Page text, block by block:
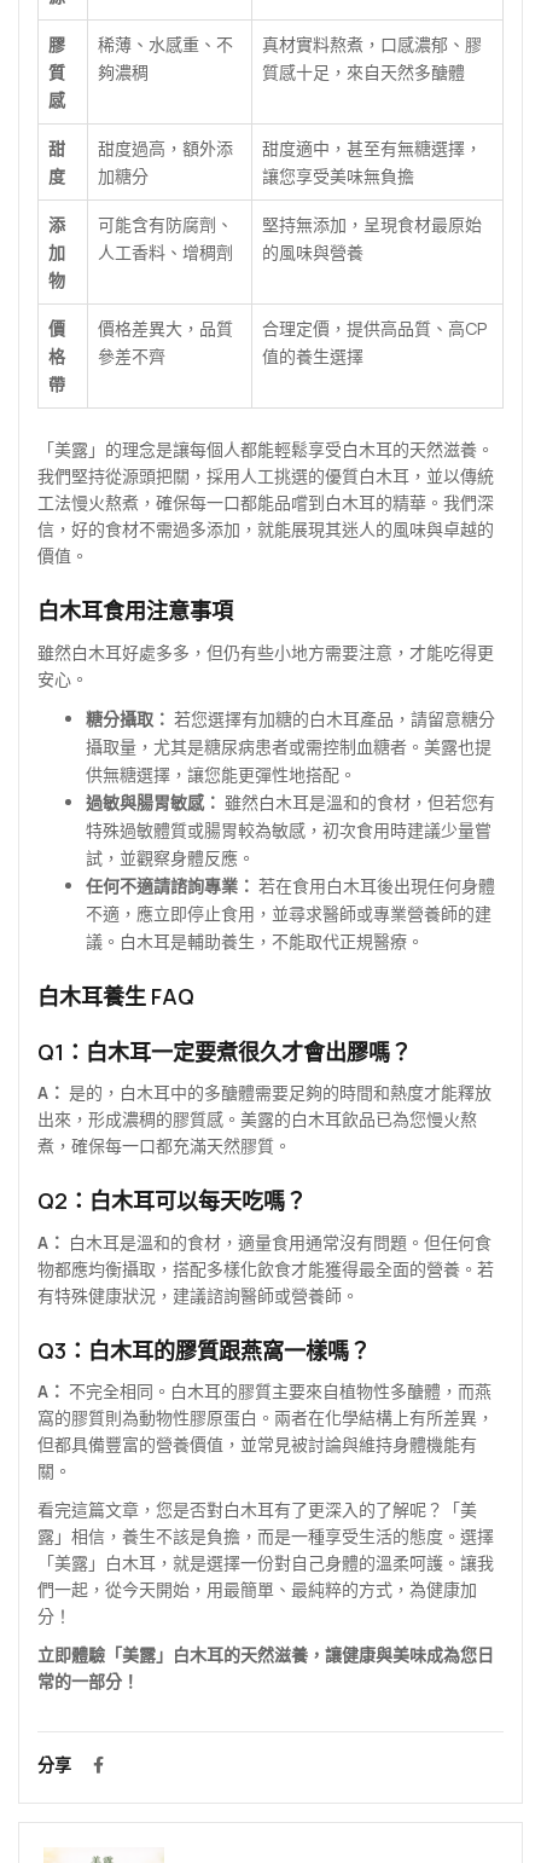
膠
質
感
稀薄、水感重、不
夠濃稠
真材實料熬煮，口感濃郁、膠
質感十足，來自天然多醣體
甜
度
甜度過高，額外添
加糖分
甜度適中，甚至有無糖選擇，
讓您享受美味無負擔
添
加
物
可能含有防腐劑、
人工香料、增稠劑
堅持無添加，呈現食材最原始
的風味與營養
價
格
帶
價格差異大，品質
參差不齊
合理定價，提供高品質、高CP
值的養生選擇
「美露」的理念是讓每個人都能輕鬆享受白木耳的天然滋養。
我們堅持從源頭把關，採用人工挑選的優質白木耳，並以傳統
工法慢火熬煮，確保每一口都能品嚐到白木耳的精華。我們深
信，好的食材不需過多添加，就能展現其迷人的風味與卓越的
價值。
白木耳食用注意事項
雖然白木耳好處多多，但仍有些小地方需要注意，才能吃得更
安心。
糖分攝取： 若您選擇有加糖的白木耳產品，請留意糖分
攝取量，尤其是糖尿病患者或需控制血糖者。美露也提
供無糖選擇，讓您能更彈性地搭配。
過敏與腸胃敏感： 雖然白木耳是溫和的食材，但若您有
特殊過敏體質或腸胃較為敏感，初次食用時建議少量嘗
試，並觀察身體反應。
任何不適請諮詢專業： 若在食用白木耳後出現任何身體
不適，應立即停止食用，並尋求醫師或專業營養師的建
議。白木耳是輔助養生，不能取代正規醫療。
白木耳養生 FAQ
Q1：白木耳一定要煮很久才會出膠嗎？
A： 是的，白木耳中的多醣體需要足夠的時間和熱度才能釋放
出來，形成濃稠的膠質感。美露的白木耳飲品已為您慢火熬
煮，確保每一口都充滿天然膠質。
Q2：白木耳可以每天吃嗎？
A： 白木耳是溫和的食材，適量食用通常沒有問題。但任何食
物都應均衡攝取，搭配多樣化飲食才能獲得最全面的營養。若
有特殊健康狀況，建議諮詢醫師或營養師。
Q3：白木耳的膠質跟燕窩一樣嗎？
A： 不完全相同。白木耳的膠質主要來自植物性多醣體，而燕
窩的膠質則為動物性膠原蛋白。兩者在化學結構上有所差異，
但都具備豐富的營養價值，並常見被討論與維持身體機能有
關。
看完這篇文章，您是否對白木耳有了更深入的了解呢？「美
露」相信，養生不該是負擔，而是一種享受生活的態度。選擇
「美露」白木耳，就是選擇一份對自己身體的溫柔呵護。讓我
們一起，從今天開始，用最簡單、最純粹的方式，為健康加
分！
立即體驗「美露」白木耳的天然滋養，讓健康與美味成為您日
常的一部分！
分享